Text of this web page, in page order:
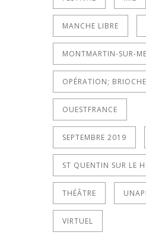
MANCHE LIBRE
MONTMARTIN-SUR-
OPÉRATION;
OUESTFRANCE
SEPTEMBRE 2019
ST QUENTIN SUR LE
THÉÂTRE
VIRTUEL